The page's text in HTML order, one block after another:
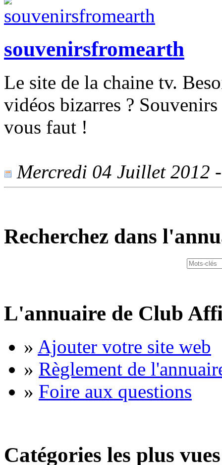
souvenirsfromearth
Le site de la chaine tv.
vidéos bizarres ?
vous faut !
Mercredi 04 Juillet 2012
Recherchez dans
L'annuaire de Club
» Ajouter votre site web
» Règlement de
» Foire aux questions
Catégories les plus vues